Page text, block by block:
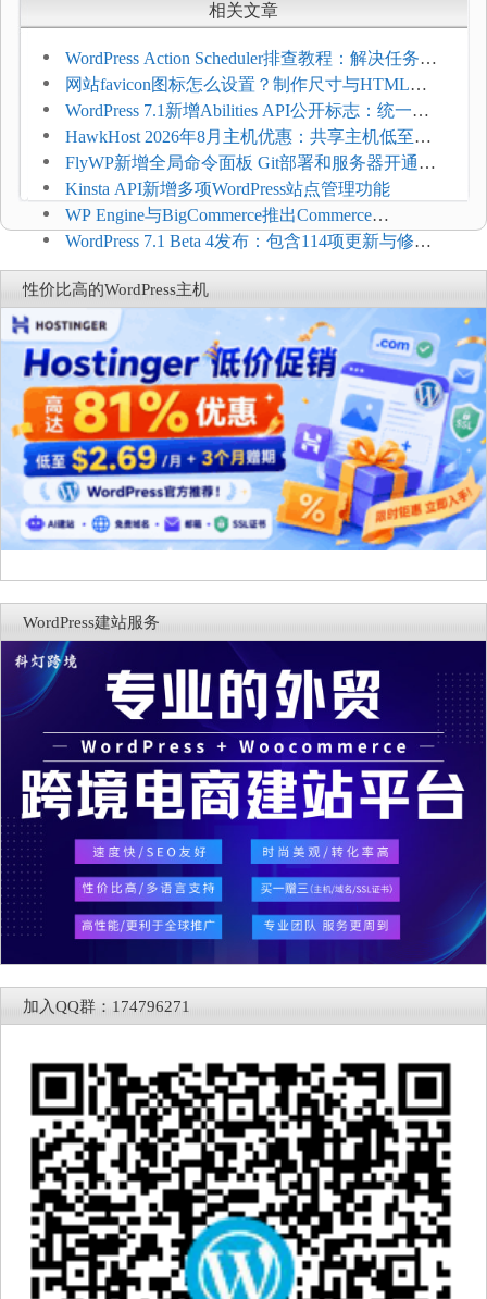
相关文章
WordPress Action Scheduler排查教程：解决任务积
压和订单延迟
网站favicon图标怎么设置？制作尺寸与HTML添
加方法
WordPress 7.1新增Abilities API公开标志：统一支
持REST API、MCP与AI代理
HawkHost 2026年8月主机优惠：共享主机低至
$2.61/月，高性能主机同步折扣
FlyWP新增全局命令面板 Git部署和服务器开通更
方便
Kinsta API新增多项WordPress站点管理功能
WP Engine与BigCommerce推出Commerce
Connect：WordPress商店可保留前台体验并扩展电
商能力
WordPress 7.1 Beta 4发布：包含114项更新与修
复，仅建议在测试环境体验
性价比高的WordPress主机
WordPress建站服务
加入QQ群：174796271